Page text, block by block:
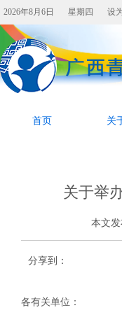
2026年8月6日 星期四 设
首页 关
关于举
本文发
分享到：
各有关单位：